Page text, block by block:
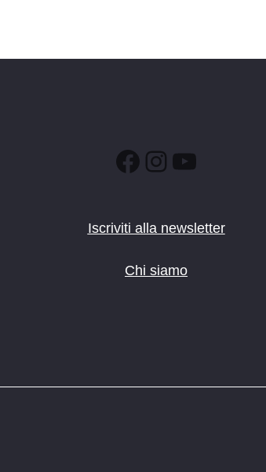
Facebook
Instagram
YouTube
Iscriviti alla newsletter
Chi siamo